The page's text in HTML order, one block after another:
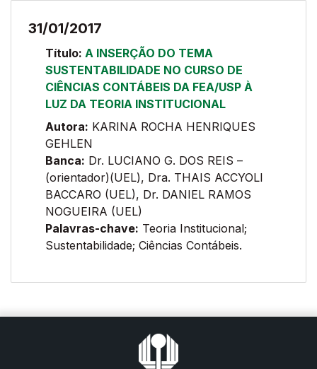
31/01/2017
Título: A INSERÇÃO DO TEMA
SUSTENTABILIDADE NO CURSO DE
CIÊNCIAS CONTÁBEIS DA FEA/USP À
LUZ DA TEORIA INSTITUCIONAL
Autora: KARINA ROCHA HENRIQUES
GEHLEN
Banca: Dr. LUCIANO G. DOS REIS –
(orientador)(UEL), Dra. THAIS ACCYOLI
BACCARO (UEL), Dr. DANIEL RAMOS
NOGUEIRA (UEL)
Palavras-chave: Teoria Institucional;
Sustentabilidade; Ciências Contábeis.